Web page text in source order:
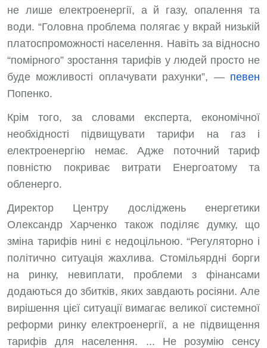
не лише електроенергії, а й газу, опалення та
води. “Головна проблема полягає у вкрай низькій
платоспроможності населення. Навіть за відносно
“помірного” зростання тарифів у людей просто не
буде можливості оплачувати рахунки”, — певен
Попенко.
Крім того, за словами експерта, економічної
необхідності підвищувати тарифи на газ і
електроенергію немає. Адже поточний тариф
повністю покриває витрати Енергоатому та
обленерго.
Директор Центру досліджень енергетики
Олександр Харченко також поділяє думку, що
зміна тарифів нині є недоцільною. “Регуляторно і
політично ситуація жахлива. Стомільярдні борги
на ринку, невиплати, проблеми з фінансами
додаються до збитків, яких завдають росіяни. Але
вирішення цієї ситуації вимагає великої системної
реформи ринку електроенергії, а не підвищення
тарифів для населення. ... Не розумію сенсу